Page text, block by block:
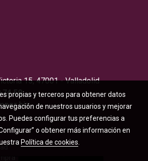
15, 47001 - Valladolid
74 59
propias y terceros para obtener datos
de nuestros usuarios y mejorar
Puedes configurar tus preferencias a
o obtener más información en
Política de cookies